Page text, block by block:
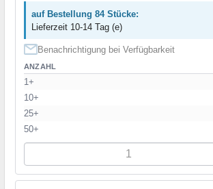
auf Bestellung 84 Stücke:
Lieferzeit 10-14 Tag (e)
Benachrichtigung bei Verfügbarkeit
ANZAHL
1+
10+
25+
50+